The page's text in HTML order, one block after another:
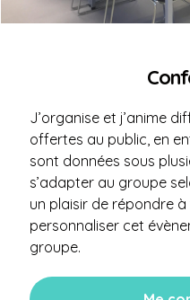
J’organise et j’anime
offertes au public, en
sont données sous
s’adapter au groupe
un plaisir de répondre
personnaliser cet
groupe.